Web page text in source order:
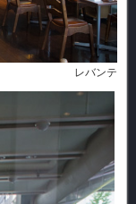
レバンテ